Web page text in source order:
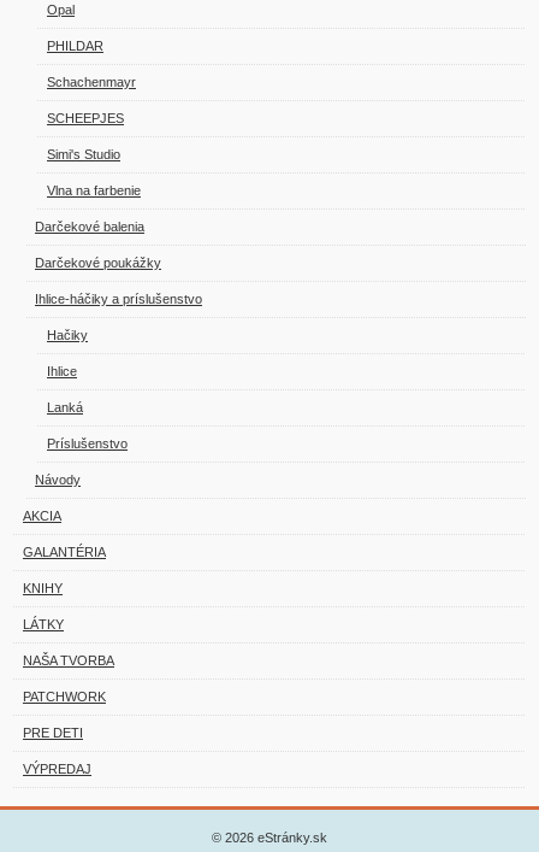
Opal
PHILDAR
Schachenmayr
SCHEEPJES
Simi's Studio
Vlna na farbenie
Darčekové balenia
Darčekové poukážky
Ihlice-háčiky a príslušenstvo
Hačiky
Ihlice
Lanká
Príslušenstvo
Návody
AKCIA
GALANTÉRIA
KNIHY
LÁTKY
NAŠA TVORBA
PATCHWORK
PRE DETI
VÝPREDAJ
© 2026 eStránky.sk